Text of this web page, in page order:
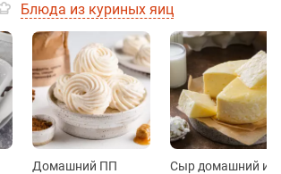
Блюда из куриных яиц
Домашний ПП
Сыр домашний из